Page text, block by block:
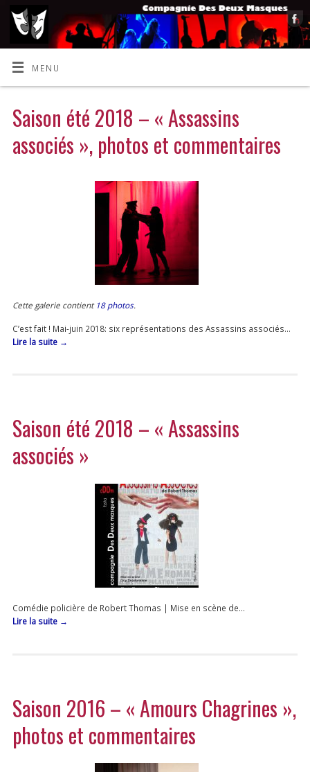
MENU
Saison été 2018 – « Assassins
associés », photos et commentaires
Cette galerie contient18 photos.
C’est fait ! Mai-juin 2018: six représentations des Assassins associés…
Lire la suite →
Saison été 2018 – « Assassins
associés »
Comédie policière de Robert Thomas | Mise en scène de…
Lire la suite →
Saison 2016 – « Amours Chagrines »,
photos et commentaires